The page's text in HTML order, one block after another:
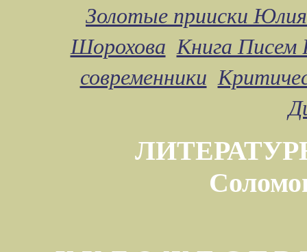
Золотые прииски
Шорохова Книга Писем
современники